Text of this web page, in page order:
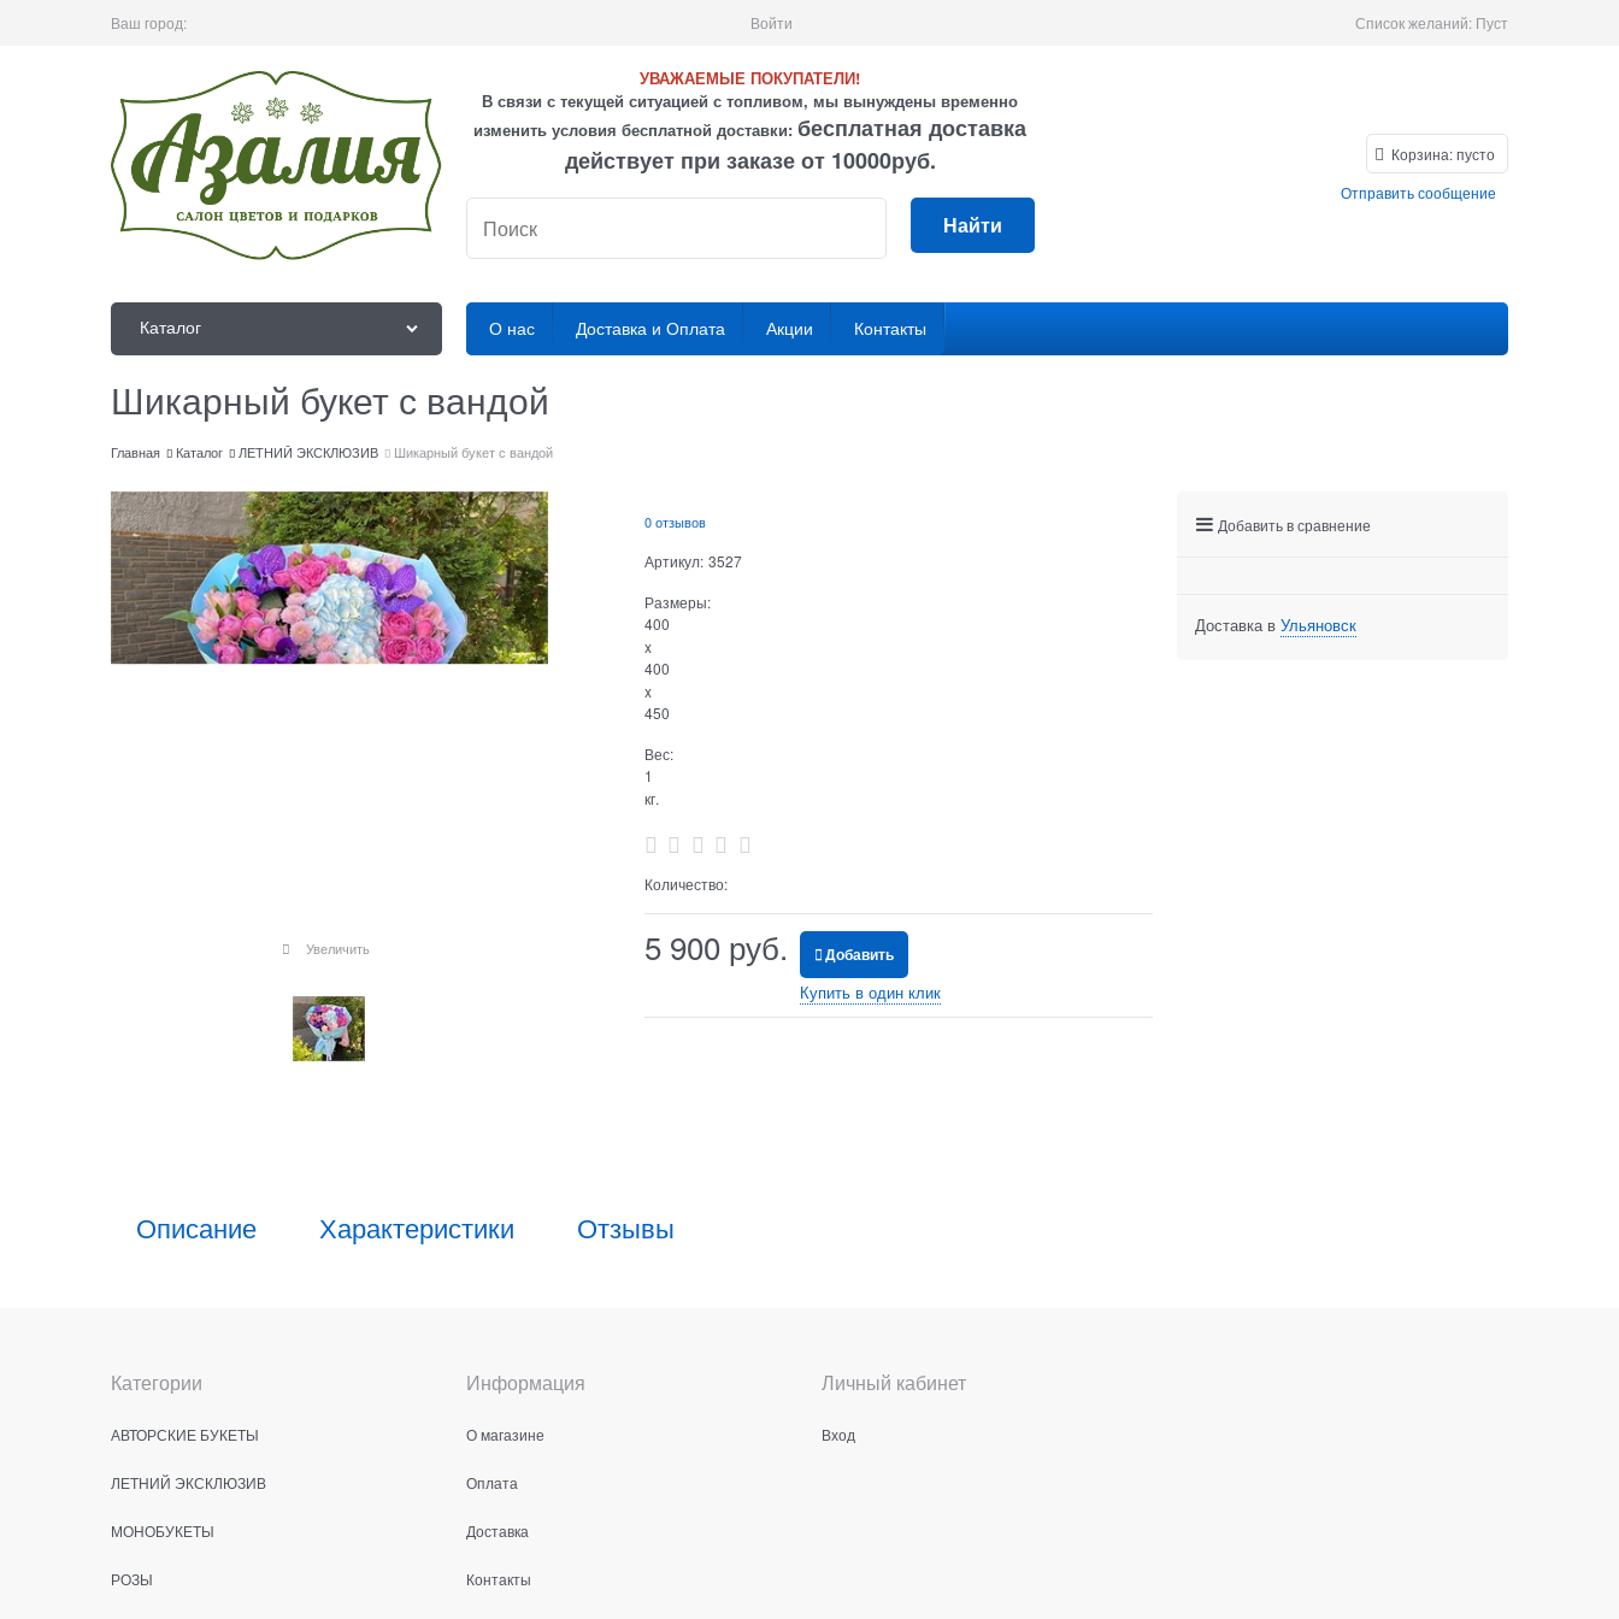
Ваш город: Войти Список желаний: Пуст
УВАЖАЕМЫЕ ПОКУПАТЕЛИ!
В связи с текущей ситуацией с топливом, мы вынуждены временно
изменить условия бесплатной доставки:бесплатная доставка
действует при заказе от 10000руб.
Найти
Корзина:пусто
Отправить сообщение
Каталог О нас Доставка и Оплата Акции Контакты
Шикарный букет с вандой
Главная Каталог ЛЕТНИЙ ЭКСКЛЮЗИВ Шикарный букет с вандой
Увеличить
0 отзывов
Артикул: 3527
Размеры:
400
x
400
x
450
Вес:
1
кг.
Количество:
5 900 руб. Добавить
Купить в один клик
Описание Характеристики Отзывы
Добавить в сравнение
Доставка в Ульяновск
Категории
АВТОРСКИЕ БУКЕТЫ
ЛЕТНИЙ ЭКСКЛЮЗИВ
МОНОБУКЕТЫ
РОЗЫ
Информация
О магазине
Оплата
Доставка
Контакты
Личный кабинет
Вход